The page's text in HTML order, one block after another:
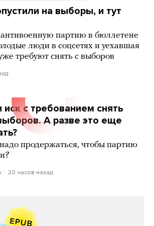
на выборы, и тут
партию в бюллетене
люди в соцсетях и уехавшая
требуют снять с выборов
иск с требованием снять
А разве это еще
продержаться, чтобы партию
20 часов назад